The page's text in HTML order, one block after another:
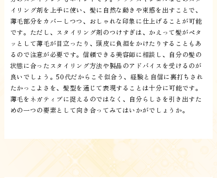
イリング剤を上手に使い、髪に自然な動きや束感を出すことで、
薄毛部分をカバーしつつ、おしゃれな印象に仕上げることが可能
です。ただし、スタイリング剤のつけすぎは、かえって髪がペタ
ッとして薄毛が目立ったり、頭皮に負担をかけたりすることもあ
るので注意が必要です。信頼できる美容師に相談し、自分の髪の
状態に合ったスタイリング方法や製品のアドバイスを受けるのが
良いでしょう。50代だからこそ似合う、経験と自信に裏打ちされ
たかっこよさを、髪型を通じて表現することは十分に可能です。
薄毛をネガティブに捉えるのではなく、自分らしさを引き出すた
めの一つの要素として向き合ってみてはいかがでしょうか。